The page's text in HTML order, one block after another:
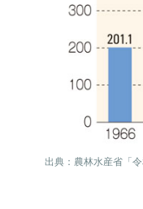
出典：農林水産省「